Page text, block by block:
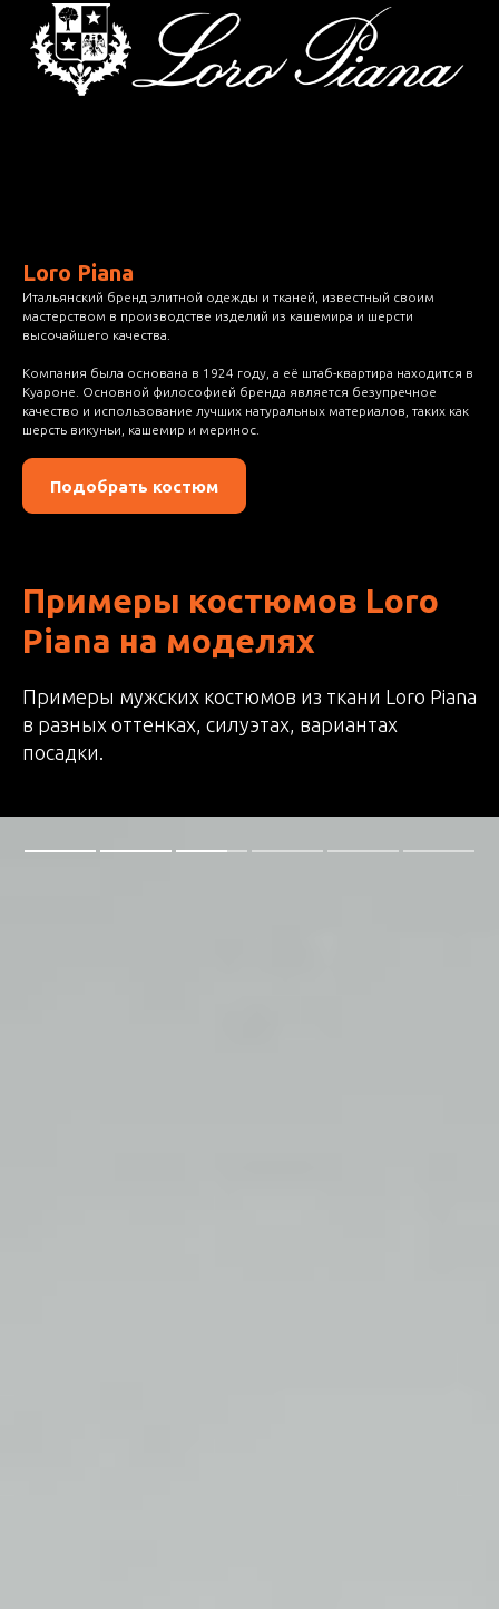
Loro Piana
Итальянский бренд элитной одежды и тканей, известный своим
мастерством в производстве изделий из кашемира и шерсти
высочайшего качества.
Компания была основана в 1924 году, а её штаб-квартира находится в
Куароне. Основной философией бренда является безупречное
качество и использование лучших натуральных материалов, таких как
шерсть викуньи, кашемир и меринос.
Подобрать костюм
Примеры костюмов Loro
Piana на моделях
Примеры мужских костюмов из ткани Loro Piana
в разных оттенках, силуэтах, вариантах
посадки.